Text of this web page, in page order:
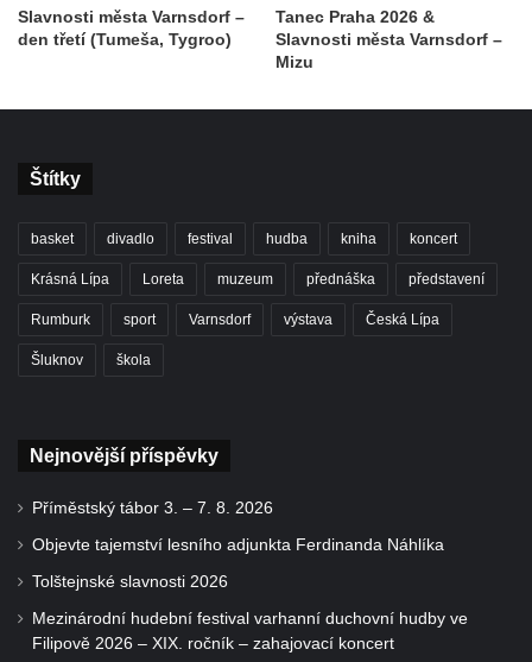
Slavnosti města Varnsdorf –
den třetí (Tumeša, Tygroo)
Tanec Praha 2026 &
Slavnosti města Varnsdorf –
Mizu
Štítky
basket divadlo festival hudba kniha koncert
Krásná Lípa Loreta muzeum přednáška představení
Rumburk sport Varnsdorf výstava Česká Lípa
Šluknov škola
Nejnovější příspěvky
Příměstský tábor 3. – 7. 8. 2026
Objevte tajemství lesního adjunkta Ferdinanda Náhlíka
Tolštejnské slavnosti 2026
Mezinárodní hudební festival varhanní duchovní hudby ve
Filipově 2026 – XIX. ročník – zahajovací koncert